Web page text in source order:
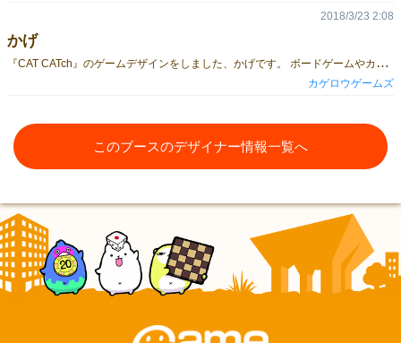
かげ
『
CAT CATch』のゲームデザインをしました、かげです。 ボードゲームやカードゲームが大好きな人間です。 アナログの手軽さと、アナログだからできるやり取り。 これに惹かれて、今回は自分で作ってしまいました。 初出店なので、もし気づいたら、見に来てくださいね！
2018/3/23 2:08
カゲロウゲームズ
このブースのデザイナー情報一覧へ